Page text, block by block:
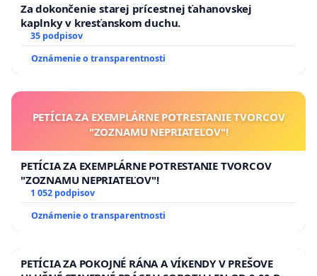
Za dokončenie starej prícestnej ťahanovskej
kaplnky v kresťanskom duchu.
35 podpisov
Oznámenie o transparentnosti
PETÍCIA ZA EXEMPLÁRNE POTRESTANIE TVORCOV
"ZOZNAMU NEPRIATEĽOV"!
PETÍCIA ZA EXEMPLÁRNE POTRESTANIE TVORCOV
"ZOZNAMU NEPRIATEĽOV"!
1 052 podpisov
Oznámenie o transparentnosti
PETÍCIA ZA POKOJNÉ RÁNA A VÍKENDY V PREŠOVE